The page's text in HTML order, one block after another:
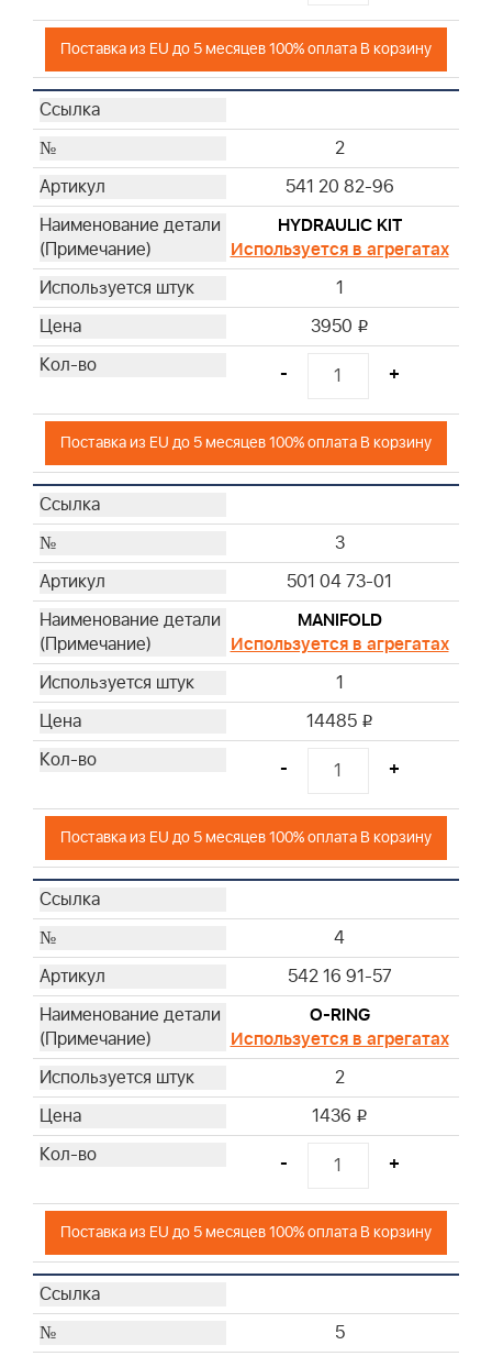
31
31
31
Поставка из EU до 5 месяцев 100% оплата В корзину
2
541 20 82-96
HYDRAULIC KIT
Используется в агрегатах
1
3950 i
- +
Поставка из EU до 5 месяцев 100% оплата В корзину
3
501 04 73-01
MANIFOLD
Используется в агрегатах
1
14485 i
- +
Поставка из EU до 5 месяцев 100% оплата В корзину
4
542 16 91-57
O-RING
Используется в агрегатах
2
1436 i
- +
Поставка из EU до 5 месяцев 100% оплата В корзину
5